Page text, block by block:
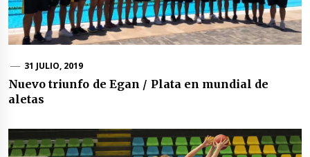
31 JULIO, 2019
Nuevo triunfo de Egan / Plata en mundial de
aletas